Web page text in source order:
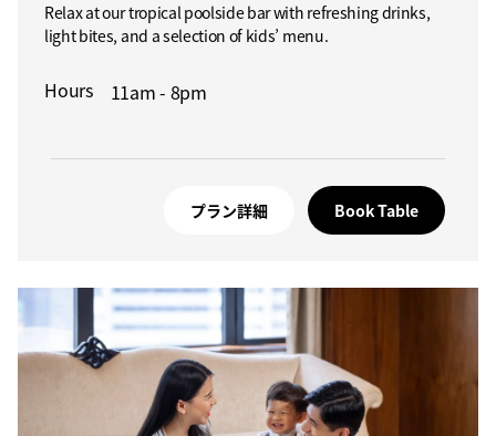
Relax at our tropical poolside bar with refreshing drinks,
light bites, and a selection of kids’ menu.
Hours 11am - 8pm
プラン詳細 Book Table